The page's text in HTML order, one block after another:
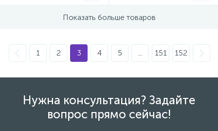
Показать больше товаров
1 2 3 4 5 ... 151 152
Нужна консультация? Задайте
вопрос прямо сейчас!
Электронные смесители для раковины